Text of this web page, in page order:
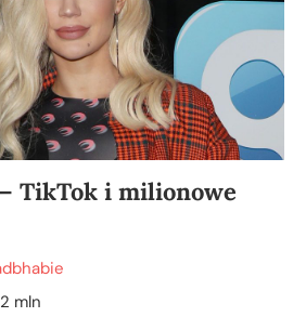
TikTok i milionowe
mln